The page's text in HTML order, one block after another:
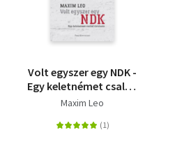
Volt egyszer egy NDK -
Egy keletnémet család
története
Maxim Leo